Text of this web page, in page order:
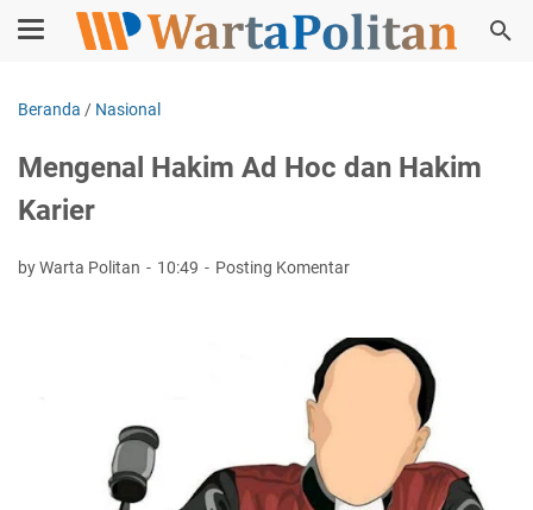
Beranda / Nasional
Mengenal Hakim Ad Hoc dan Hakim
Karier
by Warta Politan 10:49 Posting Komentar